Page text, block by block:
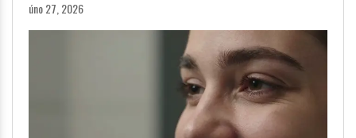
úno 27, 2026